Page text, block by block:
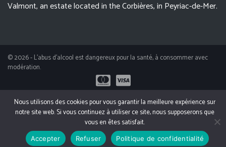
Valmont, an estate located in the Corbières, in Peyriac-de-Mer.
© 2026 - L'abus d'alcool est dangereux pour la santé, à consommer avec
modération.
Mentions légales Développement Web : WebShepherd
Nous utilisons des cookies pour vous garantir la meilleure expérience sur
notre site web. Si vous continuez à utiliser ce site, nous supposerons que
vous en êtes satisfait.
Accepter Refuser Politique de confidentialité